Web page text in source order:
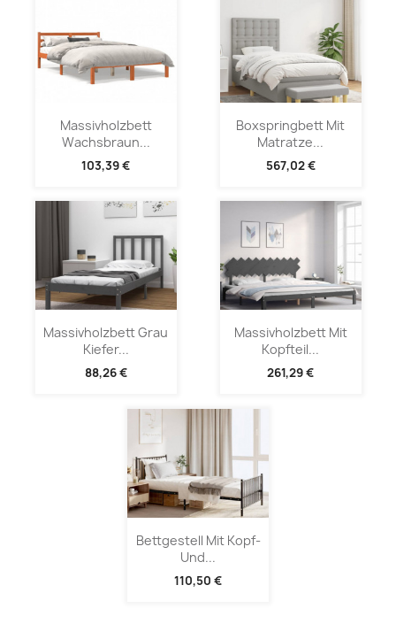
Massivholzbett
Wachsbraun...
103,39 €
Boxspringbett Mit
Matratze...
567,02 €
Massivholzbett Grau
Kiefer...
88,26 €
Massivholzbett Mit
Kopfteil...
261,29 €
Bettgestell Mit Kopf-
Und...
110,50 €